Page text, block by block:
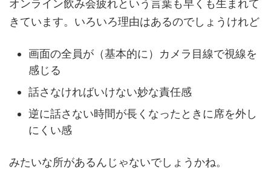
オンライン飲み会疲れという言葉も早くも生まれて
きています。いろいろ理由はあるのでしょうけれど
画面の全員が（基本的に）カメラ目線で視線を
感じる
話さなければいけない妙な責任感
逆に話さない時間が長くなったときに席を外し
にくい感
みたいな所があるんじゃないでしょうかね。